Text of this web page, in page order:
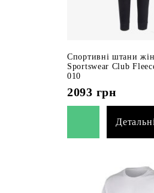
Спортивні штани
Sportswear Club
010
2093 грн